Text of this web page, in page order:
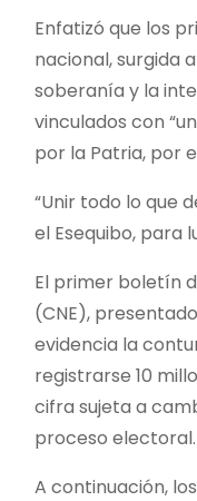
Enfatizó que los
nacional, surgida
soberanía y la
vinculados con
por la Patria, por
“Unir todo lo que
el Esequibo, para
El primer boletín
(CNE),
evidencia la
registrarse 10
cifra sujeta a
proceso electoral.
A continuación,